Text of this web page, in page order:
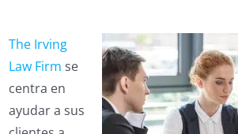
The Irving
Law Firm se
centra en
ayudar a sus